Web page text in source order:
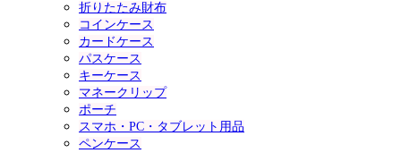
折りたたみ財布
コインケース
カードケース
パスケース
キーケース
マネークリップ
ポーチ
スマホ・PC・タブレット用品
ペンケース